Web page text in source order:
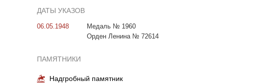
ДАТЫ УКАЗОВ
06.05.1948
Медаль № 1960
Орден Ленина № 72614
ПАМЯТНИКИ
Надгробный памятник